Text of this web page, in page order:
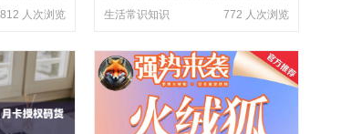
812 人次浏览 生活常识知识 772 人次浏览